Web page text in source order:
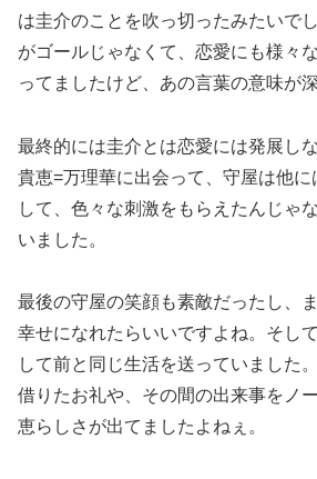
は圭介のことを吹っ切ったみたいで
がゴールじゃなくて、恋愛にも様々
ってましたけど、あの言葉の意味が
最終的には圭介とは恋愛には発展し
貴恵=万理華に出会って、守屋は他
して、色々な刺激をもらえたんじゃ
いました。
最後の守屋の笑顔も素敵だったし、
幸せになれたらいいですよね。そし
して前と同じ生活を送っていました
借りたお礼や、その間の出来事をノ
恵らしさが出てましたよねぇ。